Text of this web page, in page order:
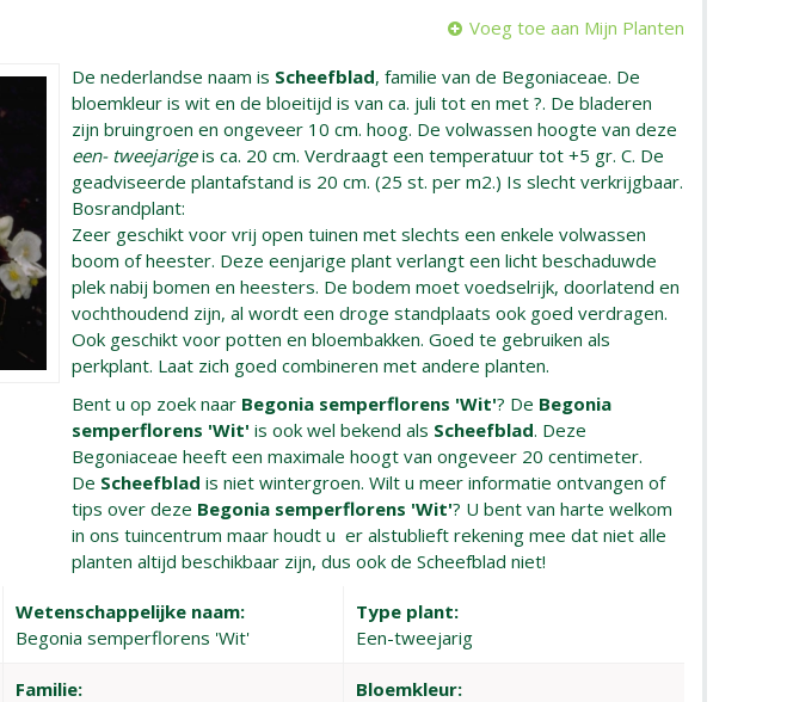
Voeg toe aan Mijn Planten
De nederlandse naam is Scheefblad, familie van de Begoniaceae. De
bloemkleur is wit en de bloeitijd is van ca. juli tot en met ?. De bladeren
zijn bruingroen en ongeveer 10 cm. hoog. De volwassen hoogte van deze
een- tweejarigeis ca. 20 cm. Verdraagt een temperatuur tot +5 gr. C. De
geadviseerde plantafstand is 20 cm. (25 st. per m2.) Is slecht verkrijgbaar.
Bosrandplant:
Zeer geschikt voor vrij open tuinen met slechts een enkele volwassen
boom of heester. Deze eenjarige plant verlangt een licht beschaduwde
plek nabij bomen en heesters. De bodem moet voedselrijk, doorlatend en
vochthoudend zijn, al wordt een droge standplaats ook goed verdragen.
Ook geschikt voor potten en bloembakken. Goed te gebruiken als
perkplant. Laat zich goed combineren met andere planten.
Bent u op zoek naar Begonia semperflorens 'Wit'? De Begonia
semperflorens 'Wit' is ook wel bekend als Scheefblad. Deze
Begoniaceae heeft een maximale hoogt van ongeveer 20 centimeter.
De Scheefbladis niet wintergroen. Wilt u meer informatie ontvangen of
tips over deze Begonia semperflorens 'Wit'? U bent van harte welkom
in ons tuincentrum maar houdt u er alstublieft rekening mee dat niet alle
planten altijd beschikbaar zijn, dus ook de Scheefblad niet!
Wetenschappelijke naam:
Begonia semperflorens 'Wit'
Type plant:
Een-tweejarig
Familie:
Bloemkleur: